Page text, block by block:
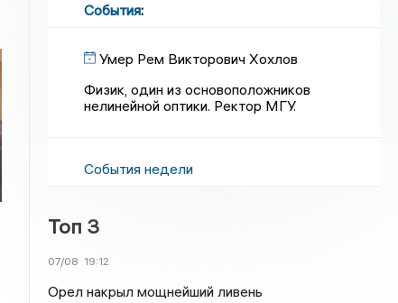
События:
Умер Рем Викторович Хохлов
Физик, один из основоположников
нелинейной оптики. Ректор МГУ.
События недели
Топ 3
07/08 19:12
Орел накрыл мощнейший ливень